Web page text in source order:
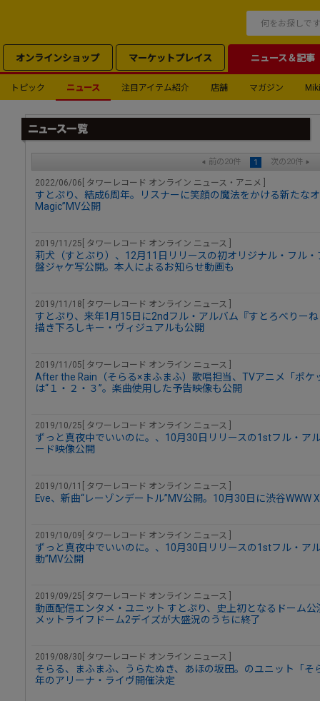
オンラインショップ マーケットプレイス ニュース＆記事
トピック ニュース 注目アイテム紹介 店舗 マガジン
前の20件 1 次の20件
2022/06/06[ タワーレコード オンライン ニュース・アニメ ]
すとぷり、結成6周年。リスナーに笑顔の魔法をかける新たな
Magic”MV公開
2019/11/25[ タワーレコード オンライン ニュース ]
莉犬（すとぷり）、12月11日リリースの初オリジナル・フル
盤ジャケ写公開。本人によるお知らせ動画も
2019/11/18[ タワーレコード オンライン ニュース ]
すとぷり、来年1月15日に2ndフル・アルバム『すとろべりー
描き下ろしキー・ヴィジュアルも公開
2019/11/05[ タワーレコード オンライン ニュース ]
After the Rain（そらる×まふまふ）歌唱担当、TVアニメ「ポケ
は“１・２・３”。楽曲使用した予告映像も公開
2019/10/25[ タワーレコード オンライン ニュース ]
ずっと真夜中でいいのに。、10月30日リリースの1stフル・ア
ード映像公開
2019/10/11[ タワーレコード オンライン ニュース ]
Eve、新曲“レーゾンデートル”MV公開。10月30日に渋谷WWW
2019/10/09[ タワーレコード オンライン ニュース ]
ずっと真夜中でいいのに。、10月30日リリースの1stフル・ア
動”MV公開
2019/09/25[ タワーレコード オンライン ニュース ]
動画配信エンタメ・ユニット すとぷり、史上初となるドーム
メットライフドーム2デイズが大盛況のうちに終了
2019/08/30[ タワーレコード オンライン ニュース ]
そらる、まふまふ、うらたぬき、あほの坂田。のユニット「
年のアリーナ・ライヴ開催決定